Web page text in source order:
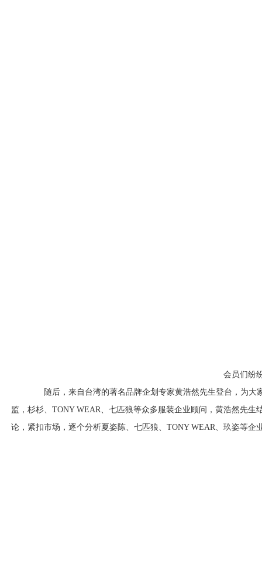
会员们纷纷
随后，来自台湾的著名品牌企划专家黄浩然先生登台，为大
监，杉杉、TONY WEAR、七匹狼等众多服装企业顾问，黄浩然先
论，紧扣市场，逐个分析夏姿陈、七匹狼、TONY WEAR、玖姿等